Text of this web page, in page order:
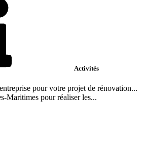
Activités
pour votre projet de rénovation...
Maritimes pour réaliser les...